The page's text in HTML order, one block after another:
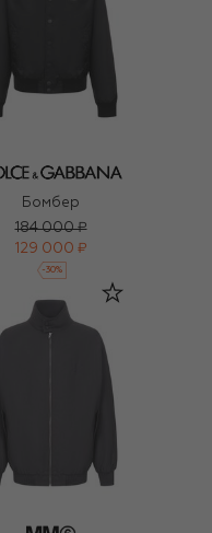
Бомбер
184 000 ₽
129 000 ₽
-30%